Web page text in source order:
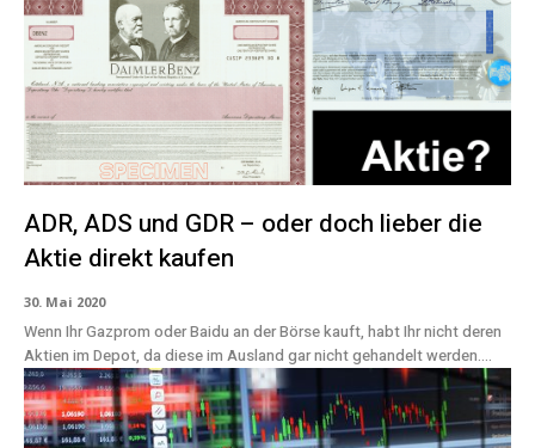
ADR, ADS und GDR – oder doch lieber die
Aktie direkt kaufen
30. Mai 2020
Wenn Ihr Gazprom oder Baidu an der Börse kauft, habt Ihr nicht deren
Aktien im Depot, da diese im Ausland gar nicht gehandelt werden....